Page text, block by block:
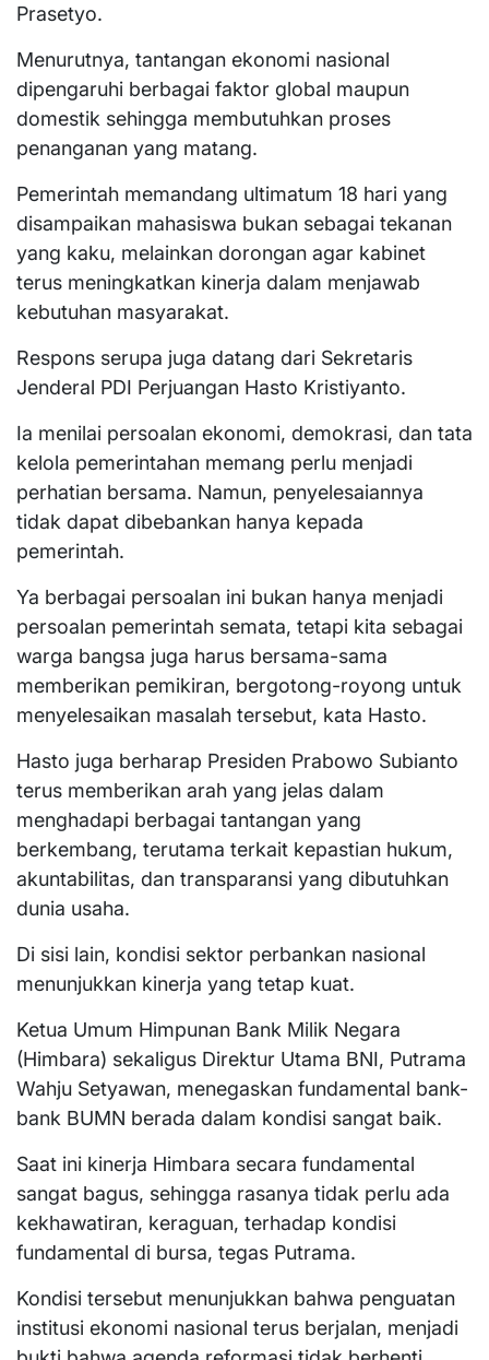
Prasetyo.
Menurutnya, tantangan ekonomi nasional
dipengaruhi berbagai faktor global maupun
domestik sehingga membutuhkan proses
penanganan yang matang.
Pemerintah memandang ultimatum 18 hari yang
disampaikan mahasiswa bukan sebagai tekanan
yang kaku, melainkan dorongan agar kabinet
terus meningkatkan kinerja dalam menjawab
kebutuhan masyarakat.
Respons serupa juga datang dari Sekretaris
Jenderal PDI Perjuangan Hasto Kristiyanto.
Ia menilai persoalan ekonomi, demokrasi, dan tata
kelola pemerintahan memang perlu menjadi
perhatian bersama. Namun, penyelesaiannya
tidak dapat dibebankan hanya kepada
pemerintah.
Ya berbagai persoalan ini bukan hanya menjadi
persoalan pemerintah semata, tetapi kita sebagai
warga bangsa juga harus bersama-sama
memberikan pemikiran, bergotong-royong untuk
menyelesaikan masalah tersebut, kata Hasto.
Hasto juga berharap Presiden Prabowo Subianto
terus memberikan arah yang jelas dalam
menghadapi berbagai tantangan yang
berkembang, terutama terkait kepastian hukum,
akuntabilitas, dan transparansi yang dibutuhkan
dunia usaha.
Di sisi lain, kondisi sektor perbankan nasional
menunjukkan kinerja yang tetap kuat.
Ketua Umum Himpunan Bank Milik Negara
(Himbara) sekaligus Direktur Utama BNI, Putrama
Wahju Setyawan, menegaskan fundamental bank-
bank BUMN berada dalam kondisi sangat baik.
Saat ini kinerja Himbara secara fundamental
sangat bagus, sehingga rasanya tidak perlu ada
kekhawatiran, keraguan, terhadap kondisi
fundamental di bursa, tegas Putrama.
Kondisi tersebut menunjukkan bahwa penguatan
institusi ekonomi nasional terus berjalan, menjadi